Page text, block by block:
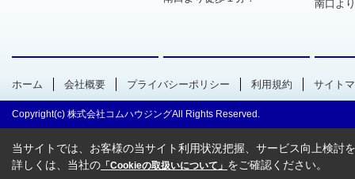
南口よ
ホーム 会社概要 プライバシーポリシー 利用規約 サイト
Copyright(c) 株式会社コムハウジングAll Rights Reserved.
当サイトでは、お客様の当サイト利用状況把握、サービス向上検討
詳しくは、当社の 「Cookieの取扱いについて」 をご確認ください。